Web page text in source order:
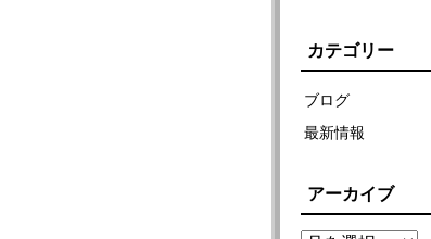
カテゴリー
ブログ
最新情報
アーカイブ